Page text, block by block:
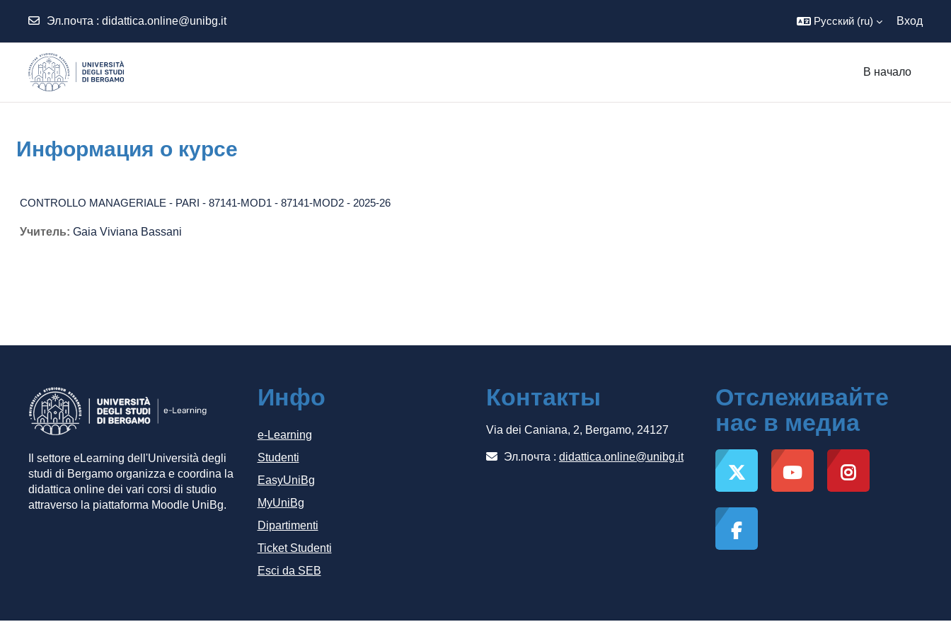
Эл.почта : didattica.online@unibg.it Русский ‎(ru)‎ Вход
В начало
Информация о курсе
CONTROLLO MANAGERIALE - PARI - 87141-MOD1 - 87141-MOD2 - 2025-26
Учитель: Gaia Viviana Bassani
Il settore eLearning dell'Università degli
studi di Bergamo organizza e coordina la
didattica online dei vari corsi di studio
attraverso la piattaforma Moodle UniBg.
Инфо
e-Learning
Studenti
EasyUniBg
MyUniBg
Dipartimenti
Ticket Studenti
Esci da SEB
Контакты
Via dei Caniana, 2, Bergamo, 24127
Эл.почта : didattica.online@unibg.it
Отслеживайте
нас в медиа